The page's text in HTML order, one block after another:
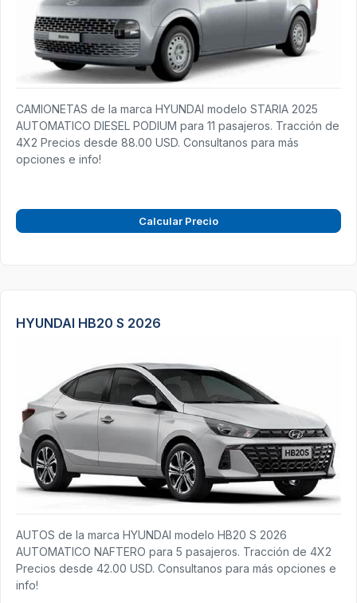
CAMIONETAS de la marca HYUNDAI modelo STARIA 2025
AUTOMATICO DIESEL PODIUM para 11 pasajeros. Tracción de
4X2 Precios desde 88.00 USD. Consultanos para más
opciones e info!
Calcular Precio
HYUNDAI HB20 S 2026
AUTOS de la marca HYUNDAI modelo HB20 S 2026
AUTOMATICO NAFTERO para 5 pasajeros. Tracción de 4X2
Precios desde 42.00 USD. Consultanos para más opciones e
info!